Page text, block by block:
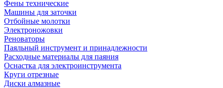
Фены технические
Машины для заточки
Отбойные молотки
Электроножовки
Реноваторы
Паяльный инструмент и принадлежности
Расходные материалы для паяния
Оснастка для электроинструмента
Круги отрезные
Диски алмазные